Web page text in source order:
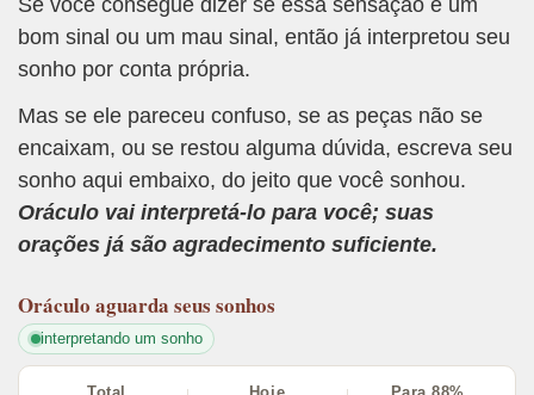
bom sinal ou um mau sinal, então já interpretou seu
sonho por conta própria.
Mas se ele pareceu confuso, se as peças não se
encaixam, ou se restou alguma dúvida, escreva seu
sonho aqui embaixo, do jeito que você sonhou.
Oráculo vai interpretá-lo para você; suas
orações já são agradecimento suficiente.
Oráculo aguarda seus sonhos
interpretando um sonho